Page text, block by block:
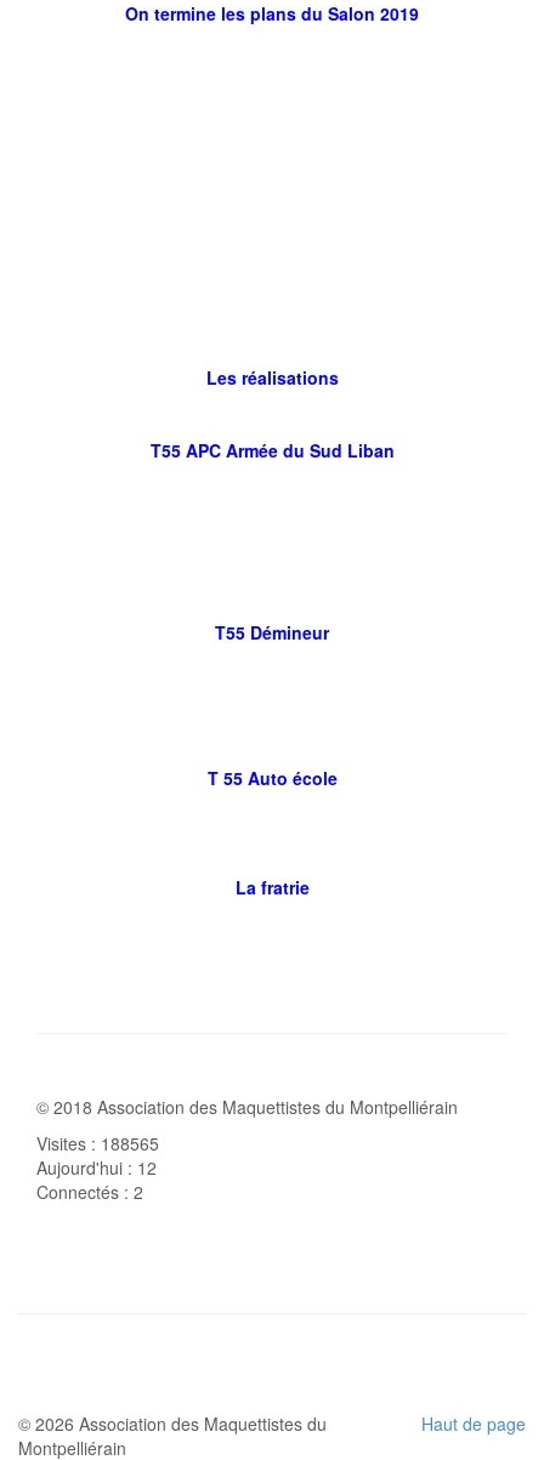
On termine les plans du Salon 2019
Les réalisations
T55 APC Armée du Sud Liban
T55 Démineur
T 55 Auto école
La fratrie
© 2018 Association des Maquettistes du Montpelliérain
Visites : 188565
Aujourd'hui : 12
Connectés : 2
Haut de page
© 2026 Association des Maquettistes du
Montpelliérain